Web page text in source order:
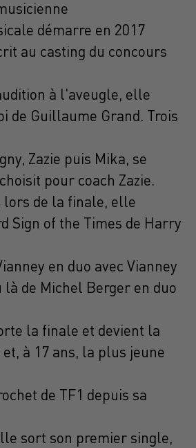
démarre en 2017
au casting du concours
à l'aveugle, elle
de Guillaume Grand. Trois
Zazie puis Mika, se
pour coach Zazie.
lors de la finale, elle
Sign of the Times de Harry
en duo avec Vianney
de Michel Berger en duo
la finale et devient la
à 17 ans, la plus jeune
de TF1 depuis sa
sort son premier single,